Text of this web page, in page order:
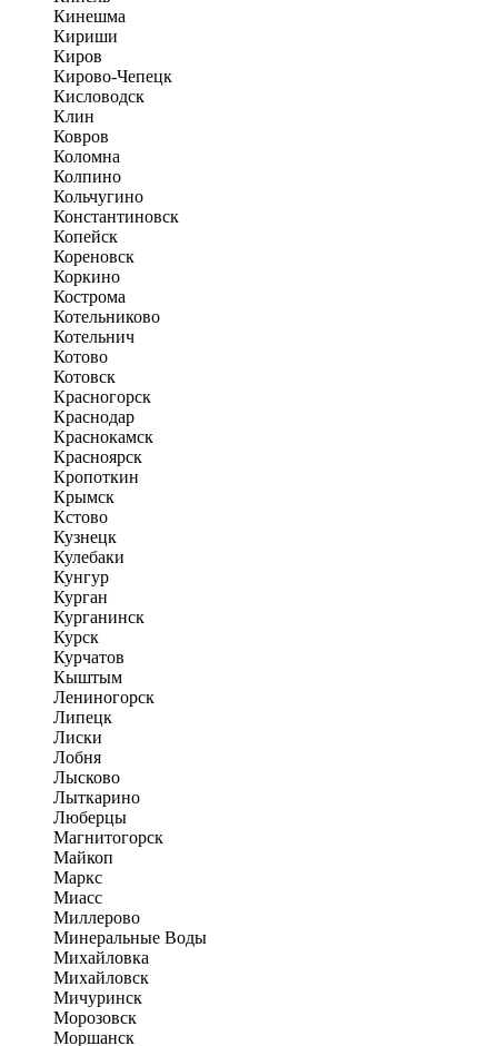
Кинешма
Кириши
Киров
Кирово-Чепецк
Кисловодск
Клин
Ковров
Коломна
Колпино
Кольчугино
Константиновск
Копейск
Кореновск
Коркино
Кострома
Котельниково
Котельнич
Котово
Котовск
Красногорск
Краснодар
Краснокамск
Красноярск
Кропоткин
Крымск
Кстово
Кузнецк
Кулебаки
Кунгур
Курган
Курганинск
Курск
Курчатов
Кыштым
Лениногорск
Липецк
Лиски
Лобня
Лысково
Лыткарино
Люберцы
Магнитогорск
Майкоп
Маркс
Миасс
Миллерово
Минеральные Воды
Михайловка
Михайловск
Мичуринск
Морозовск
Моршанск